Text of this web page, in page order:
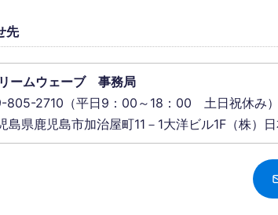
先
ームウェーブ 事務局
805-2710（平日9：00～18：00 土日祝休み
島県鹿児島市加治屋町11－1大洋ビル1F（株）